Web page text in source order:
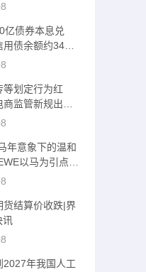
亿债券本息兑
债余额约34亿
· 地产
等划定行为红
监管新规出台|
年意象下的温和
以马为引点亮
想象｜是日美
货结算价收跌|界
讯
2027年我国人工